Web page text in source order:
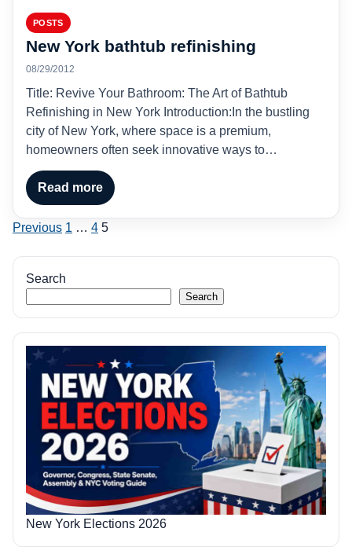
POSTS
New York bathtub refinishing
08/29/2012
Title: Revive Your Bathroom: The Art of Bathtub
Refinishing in New York Introduction:In the bustling
city of New York, where space is a premium,
homeowners often seek innovative ways to…
Read more
Posts
pagination
Previous 1 … 4 5
Search
Search
New York Elections 2026